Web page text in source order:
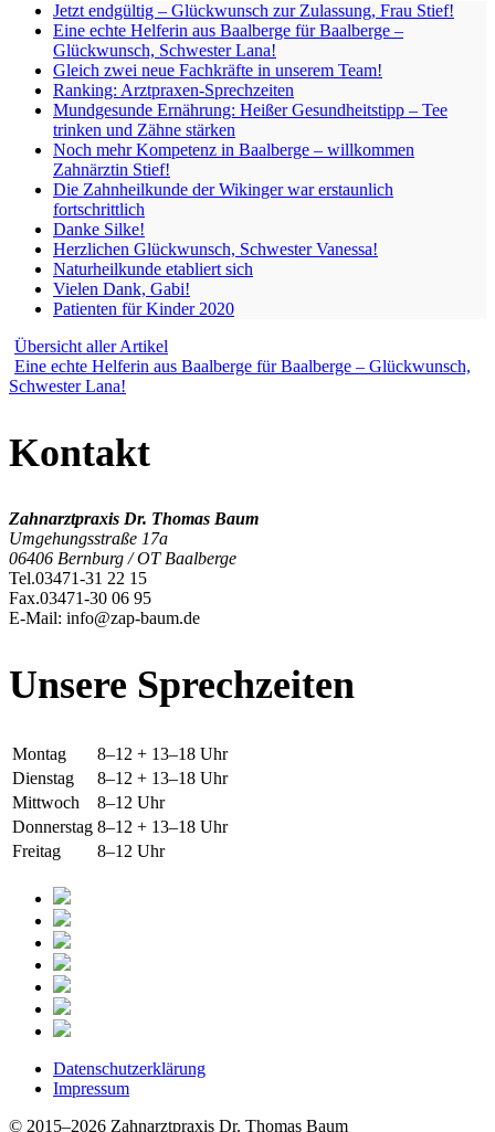
Jetzt endgültig – Glückwunsch zur Zulassung, Frau Stief!
Eine echte Helferin aus Baalberge für Baalberge –
Glückwunsch, Schwester Lana!
Gleich zwei neue Fachkräfte in unserem Team!
Ranking: Arztpraxen-Sprechzeiten
Mundgesunde Ernährung: Heißer Gesundheitstipp – Tee
trinken und Zähne stärken
Noch mehr Kompetenz in Baalberge – willkommen
Zahnärztin Stief!
Die Zahnheilkunde der Wikinger war erstaunlich
fortschrittlich
Danke Silke!
Herzlichen Glückwunsch, Schwester Vanessa!
Naturheilkunde etabliert sich
Vielen Dank, Gabi!
Patienten für Kinder 2020
Übersicht aller Artikel
Eine echte Helferin aus Baalberge für Baalberge – Glückwunsch,
Schwester Lana!
Kontakt
Zahnarztpraxis Dr. Thomas Baum
Umgehungsstraße 17a
06406 Bernburg / OT Baalberge
Tel.03471-31 22 15
Fax.03471-30 06 95
E-Mail: info@zap-baum.de
Unsere Sprechzeiten
Montag
8–12 + 13–18 Uhr
Dienstag
8–12 + 13–18 Uhr
Mittwoch
8–12 Uhr
Donnerstag 8–12 + 13–18 Uhr
Freitag
8–12 Uhr
Datenschutzerklärung
Impressum
© 2015–2026 Zahnarztpraxis Dr. Thomas Baum